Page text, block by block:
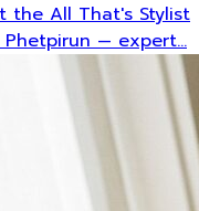
the All That's Stylist
Phetpirun — expert…